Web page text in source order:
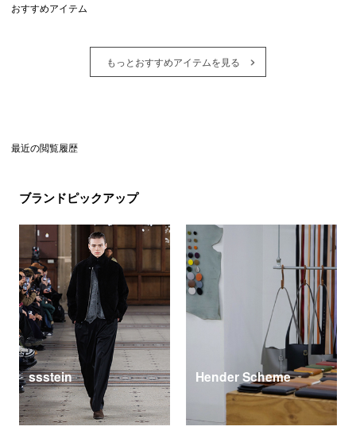
おすすめアイテム
もっとおすすめアイテムを見る
最近の閲覧履歴
ブランドピックアップ
ssstein Hender Scheme